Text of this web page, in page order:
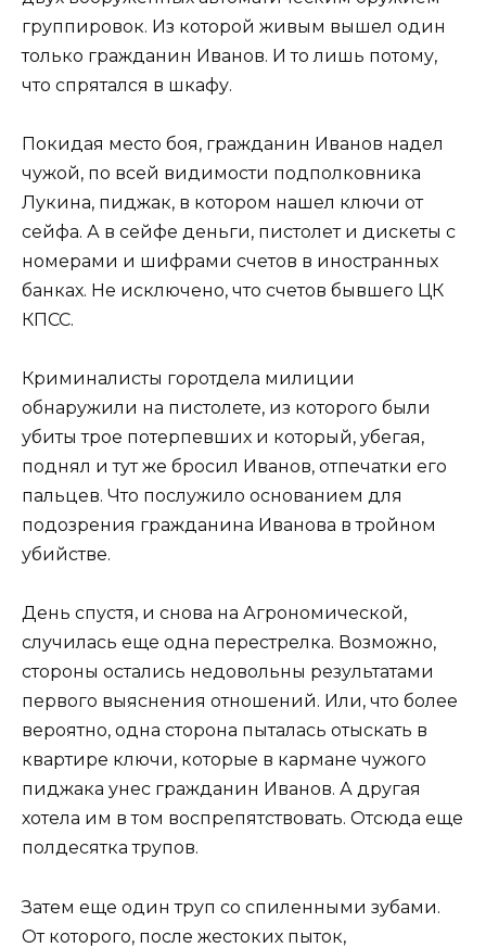
группировок. Из которой живым вышел один
только гражданин Иванов. И то лишь потому,
что спрятался в шкафу.
Покидая место боя, гражданин Иванов надел
чужой, по всей видимости подполковника
Лукина, пиджак, в котором нашел ключи от
сейфа. А в сейфе деньги, пистолет и дискеты с
номерами и шифрами счетов в иностранных
банках. Не исключено, что счетов бывшего ЦК
КПСС.
Криминалисты горотдела милиции
обнаружили на пистолете, из которого были
убиты трое потерпевших и который, убегая,
поднял и тут же бросил Иванов, отпечатки его
пальцев. Что послужило основанием для
подозрения гражданина Иванова в тройном
убийстве.
День спустя, и снова на Агрономической,
случилась еще одна перестрелка. Возможно,
стороны остались недовольны результатами
первого выяснения отношений. Или, что более
вероятно, одна сторона пыталась отыскать в
квартире ключи, которые в кармане чужого
пиджака унес гражданин Иванов. А другая
хотела им в том воспрепятствовать. Отсюда еще
полдесятка трупов.
Затем еще один труп со спиленными зубами.
От которого, после жестоких пыток,